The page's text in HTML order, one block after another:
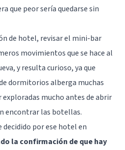
que peor sería quedarse sin
de hotel, revisar el mini-bar
movimientos que se hace al
y resulta curioso, ya que
dormitorios alberga muchas
exploradas mucho antes de abrir
encontrar las botellas.
decidido por ese hotel en
la confirmación de que hay